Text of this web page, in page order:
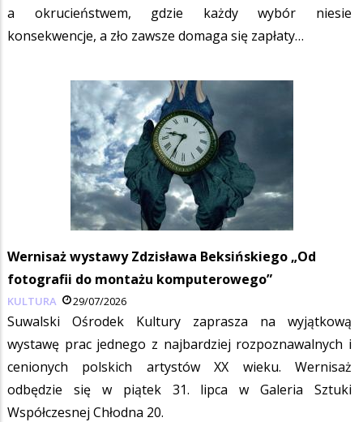
a okrucieństwem, gdzie każdy wybór niesie
konsekwencje, a zło zawsze domaga się zapłaty…
Wernisaż wystawy Zdzisława Beksińskiego „Od
fotografii do montażu komputerowego”
KULTURA 29/07/2026
Suwalski Ośrodek Kultury zaprasza na wyjątkową
wystawę prac jednego z najbardziej rozpoznawalnych i
cenionych polskich artystów XX wieku. Wernisaż
odbędzie się w piątek 31. lipca w Galeria Sztuki
Współczesnej Chłodna 20.